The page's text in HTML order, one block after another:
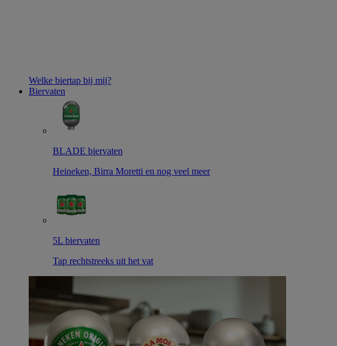
Welke biertap bij mij?
Biervaten
BLADE biervaten
Heineken, Birra Moretti en nog veel meer
5L biervaten
Tap rechtstreeks uit het vat